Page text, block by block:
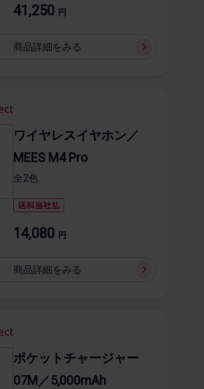
41,250 円
商品詳細を​みる
ワイヤレスイヤホン／
MEES M4 Pro
全2​色
14,080 円
商品詳細を​みる
ポケットチャージャー
07M／5,000mAh